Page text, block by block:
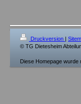
Druckversion |
© TG Dietesheim
Diese Homepage wurde